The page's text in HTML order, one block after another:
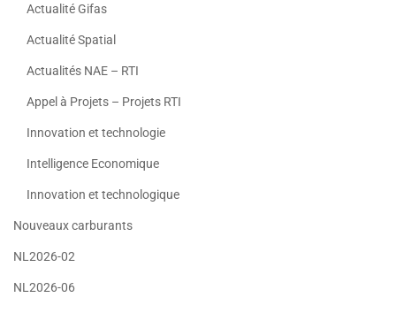
Actualité Gifas
Actualité Spatial
Actualités NAE – RTI
Appel à Projets – Projets RTI
Innovation et technologie
Intelligence Economique
Innovation et technologique
Nouveaux carburants
NL2026-02
NL2026-06